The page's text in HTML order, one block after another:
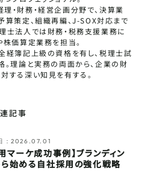
・財務・経営企画分野で、決算業
算策定、組織再編、J-SOX対応まで
士法人では財務・税務支援業務に
株価算定業務を担当。
経簿記上級の資格を有し、税理士試
。理論と実務の両面から、企業の財
する深い知見を有する。
記事
：2026.07.01
マーケ成功事例】ブランディン
始める自社採用の強化戦略